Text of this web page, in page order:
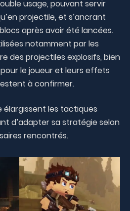
usage, pouvant servir
projectile, et s’ancrant
après avoir été lancées.
notamment par les
des projectiles explosifs, bien
le joueur et leurs effets
à confirmer.
élargissent les tactiques
d’adapter sa stratégie selon
rencontrés.